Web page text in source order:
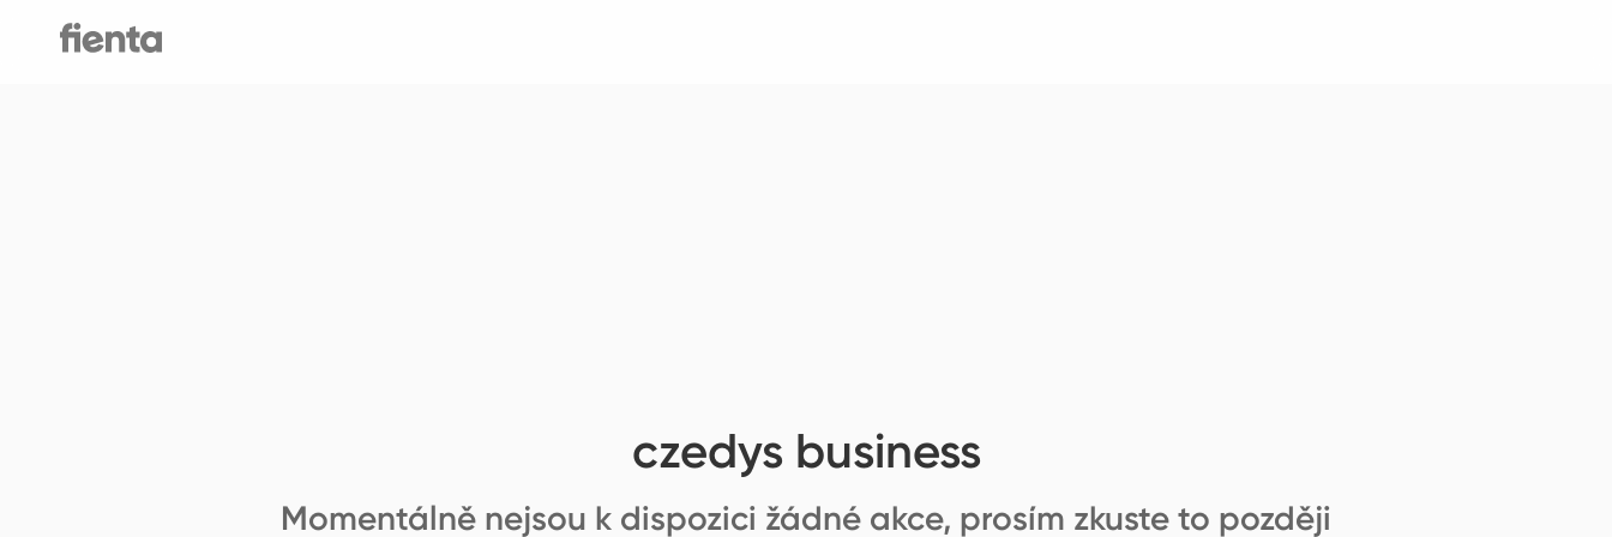
czedys business
Momentálně nejsou k dispozici žádné akce, prosím zkuste to později